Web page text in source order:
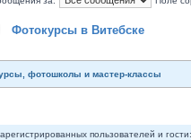
Фотокурсы в Витебске
фотошколы и мастер-классы
пользователей и